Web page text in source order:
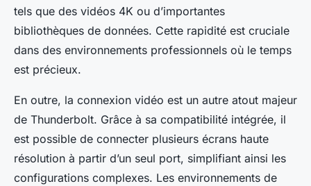
tels que des vidéos 4K ou d’importantes
bibliothèques de données. Cette rapidité est cruciale
dans des environnements professionnels où le temps
est précieux.
En outre, la connexion vidéo est un autre atout majeur
de Thunderbolt. Grâce à sa compatibilité intégrée, il
est possible de connecter plusieurs écrans haute
résolution à partir d’un seul port, simplifiant ainsi les
configurations complexes. Les environnements de